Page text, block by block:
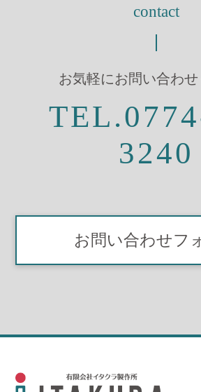
contact
お気軽にお問い合わ
3240
お問い合わせフ